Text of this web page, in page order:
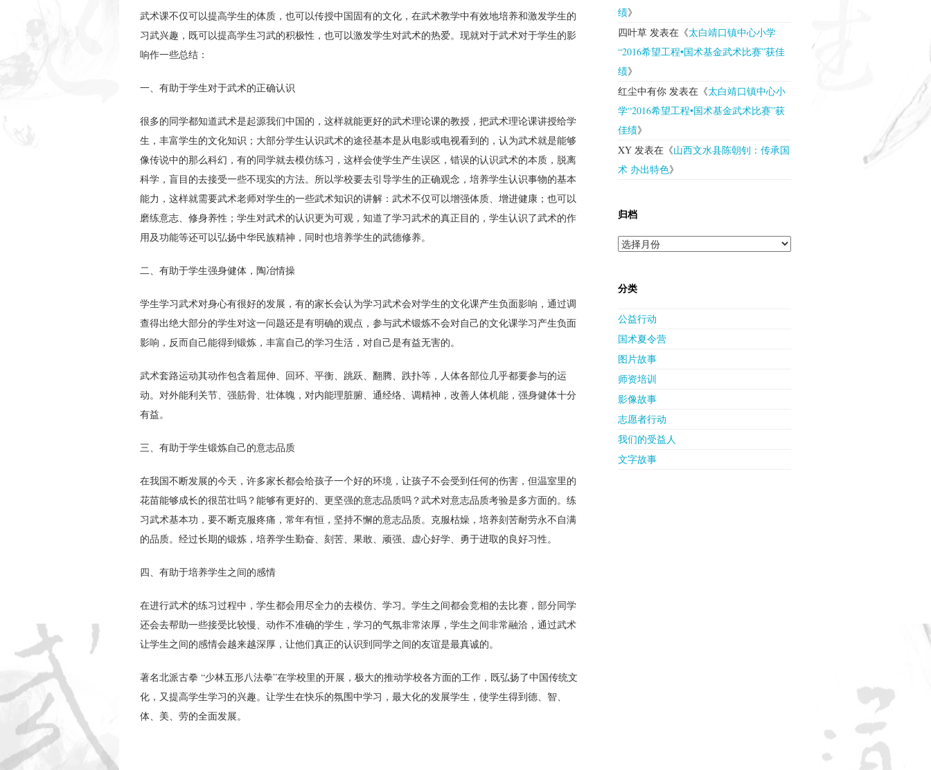
武术课不仅可以提高学生的体质，也可以传授中国固有的文化，在武术教学中有效地培养和激发学生的
习武兴趣，既可以提高学生习武的积极性，也可以激发学生对武术的热爱。现就对于武术对于学生的影
响作一些总结：
一、有助于学生对于武术的正确认识
很多的同学都知道武术是起源我们中国的，这样就能更好的武术理论课的教授，把武术理论课讲授给学
生，丰富学生的文化知识；大部分学生认识武术的途径基本是从电影或电视看到的，认为武术就是能够
像传说中的那么科幻，有的同学就去模仿练习，这样会使学生产生误区，错误的认识武术的本质，脱离
科学，盲目的去接受一些不现实的方法。所以学校要去引导学生的正确观念，培养学生认识事物的基本
能力，这样就需要武术老师对学生的一些武术知识的讲解：武术不仅可以增强体质、增进健康；也可以
磨练意志、修身养性；学生对武术的认识更为可观，知道了学习武术的真正目的，学生认识了武术的作
用及功能等还可以弘扬中华民族精神，同时也培养学生的武德修养。
二、有助于学生强身健体，陶冶情操
学生学习武术对身心有很好的发展，有的家长会认为学习武术会对学生的文化课产生负面影响，通过调
查得出绝大部分的学生对这一问题还是有明确的观点，参与武术锻炼不会对自己的文化课学习产生负面
影响，反而自己能得到锻炼，丰富自己的学习生活，对自己是有益无害的。
武术套路运动其动作包含着屈伸、回环、平衡、跳跃、翻腾、跌扑等，人体各部位几乎都要参与的运
动。对外能利关节、强筋骨、壮体魄，对内能理脏腑、通经络、调精神，改善人体机能，强身健体十分
有益。
三、有助于学生锻炼自己的意志品质
在我国不断发展的今天，许多家长都会给孩子一个好的环境，让孩子不会受到任何的伤害，但温室里的
花苗能够成长的很茁壮吗？能够有更好的、更坚强的意志品质吗？武术对意志品质考验是多方面的。练
习武术基本功，要不断克服疼痛，常年有恒，坚持不懈的意志品质。克服枯燥，培养刻苦耐劳永不自满
的品质。经过长期的锻炼，培养学生勤奋、刻苦、果敢、顽强、虚心好学、勇于进取的良好习性。
四、有助于培养学生之间的感情
在进行武术的练习过程中，学生都会用尽全力的去模仿、学习。学生之间都会竞相的去比赛，部分同学
还会去帮助一些接受比较慢、动作不准确的学生，学习的气氛非常浓厚，学生之间非常融洽，通过武术
让学生之间的感情会越来越深厚，让他们真正的认识到同学之间的友谊是最真诚的。
著名北派古拳 “少林五形八法拳”在学校里的开展，极大的推动学校各方面的工作，既弘扬了中国传统文
化，又提高学生学习的兴趣。让学生在快乐的氛围中学习，最大化的发展学生，使学生得到德、智、
体、美、劳的全面发展。
绩》
四叶草 发表在《太白靖口镇中心小学
“2016希望工程•国术基金武术比赛”获佳
绩》
红尘中有你 发表在《太白靖口镇中心小
学“2016希望工程•国术基金武术比赛”获
佳绩》
XY 发表在《山西文水县陈朝钊：传承国
术 办出特色》
归档
归
分类
公益行动
国术夏令营
图片故事
师资培训
影像故事
志愿者行动
我们的受益人
文字故事